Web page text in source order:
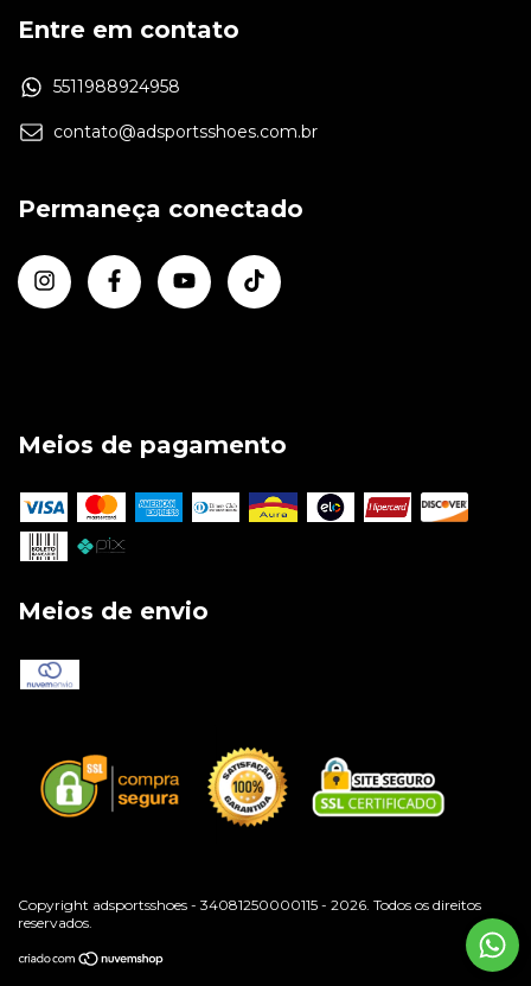
Entre em contato
5511988924958
contato@adsportsshoes.com.br
Permaneça conectado
Meios de pagamento
Meios de envio
Copyright adsportsshoes - 34081250000115 - 2026. Todos os direitos
reservados.